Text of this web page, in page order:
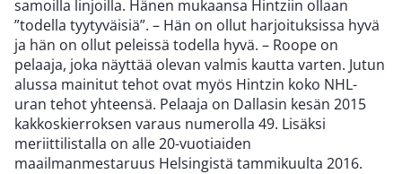
samoilla linjoilla. Hänen mukaansa Hintziin ollaan
”todella tyytyväisiä”. – Hän on ollut harjoituksissa hyvä
ja hän on ollut peleissä todella hyvä. – Roope on
pelaaja, joka näyttää olevan valmis kautta varten. Jutun
alussa mainitut tehot ovat myös Hintzin koko NHL-
uran tehot yhteensä. Pelaaja on Dallasin kesän 2015
kakkoskierroksen varaus numerolla 49. Lisäksi
meriittilistalla on alle 20-vuotiaiden
maailmanmestaruus Helsingistä tammikuulta 2016.